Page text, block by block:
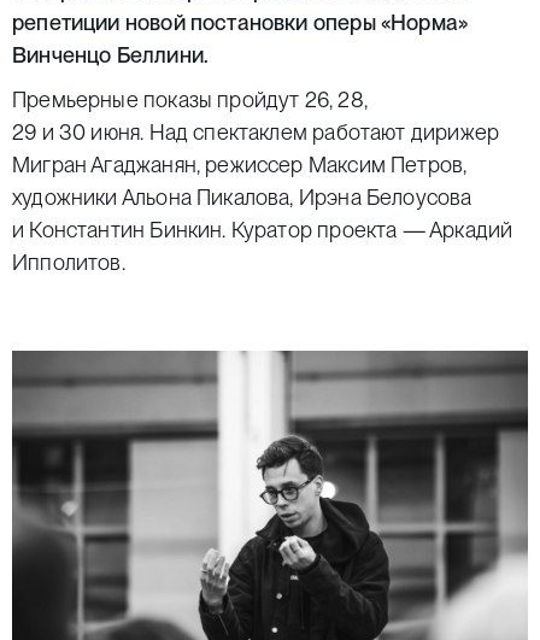
репетиции новой постановки оперы«Норма»
Винченцо Беллини.
Премьерные показы пройдут 26, 28,
29 и 30 июня. Над спектаклем работают дирижер
Мигран Агаджанян, режиссер Максим Петров,
художники Альона Пикалова, Ирэна Белоусова
и Константин Бинкин. Куратор проекта — Аркадий
Ипполитов.